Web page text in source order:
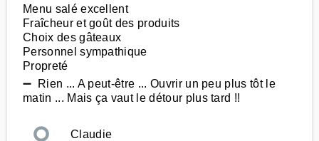
Menu salé excellent
Fraîcheur et goût des produits
Choix des gâteaux
Personnel sympathique
Propreté
➖ Rien ... A peut-être ... Ouvrir un peu plus tôt le
matin ... Mais ça vaut le détour plus tard !!
Claudie